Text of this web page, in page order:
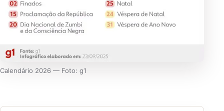
Calendário 2026 — Foto: g1